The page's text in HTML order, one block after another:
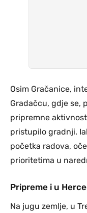
Osim Gračanice,
Gradačcu, gdje se,
pripremne
pristupilo gradnji.
početka radova,
prioritetima u
Pripreme i u
Na jugu zemlje, u